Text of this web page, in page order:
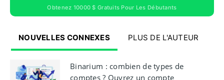
Obtenez 10000 $ Gratuits Pour Les Débutants
NOUVELLES CONNEXES PLUS DE L'AUTEUR
Binarium : combien de types de
comptes ? Ouvrez un compte